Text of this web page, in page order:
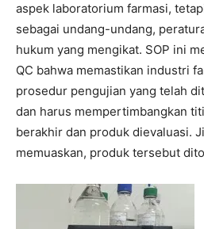
aspek laboratorium farmasi,
sebagai undang-undang,
hukum yang mengikat. SOP ini
QC bahwa memastikan industri
prosedur pengujian yang telah
dan harus mempertimbangkan
berakhir dan produk dievaluasi.
memuaskan, produk tersebut